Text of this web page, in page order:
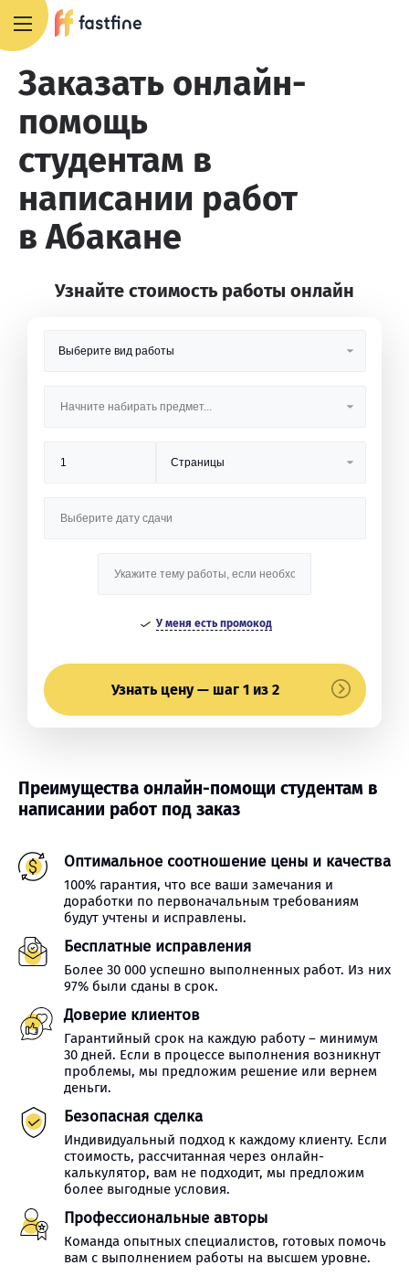
Заказать онлайн-
помощь
студентам в
написании работ
в Абакане
Узнайте стоимость работы онлайн
У меня есть промокод
Узнать цену — шаг 1 из 2
Преимущества онлайн-помощи студентам в
написании работ под заказ
Оптимальное соотношение цены и качества
100% гарантия, что все ваши замечания и
доработки по первоначальным требованиям
будут учтены и исправлены.
Бесплатные исправления
Более 30 000 успешно выполненных работ. Из них
97% были сданы в срок.
Доверие клиентов
Гарантийный срок на каждую работу – минимум
30 дней. Если в процессе выполнения возникнут
проблемы, мы предложим решение или вернем
деньги.
Безопасная сделка
Индивидуальный подход к каждому клиенту. Если
стоимость, рассчитанная через онлайн-
калькулятор, вам не подходит, мы предложим
более выгодные условия.
Профессиональные авторы
Команда опытных специалистов, готовых помочь
вам с выполнением работы на высшем уровне.